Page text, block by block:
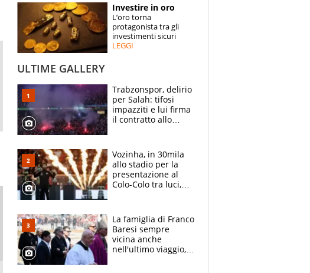
SPECIALI
ESPERTI
Investire in oro
L’oro torna
protagonista tra gli
investimenti sicuri
LEGGI
ULTIME GALLERY
Trabzonspor, delirio
per Salah: tifosi
impazziti e lui firma
il contratto allo
Vozinha, in 30mila
allo stadio per la
presentazione al
Colo-Colo tra luci,
La famiglia di Franco
Baresi sempre
vicina anche
nell'ultimo viaggio,